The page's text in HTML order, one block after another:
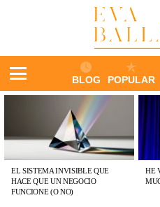
BLOG POPULAR
PUBLICACIONES
EL SISTEMA INVISIBLE QUE
HACE QUE UN NEGOCIO
FUNCIONE (O NO)
HE